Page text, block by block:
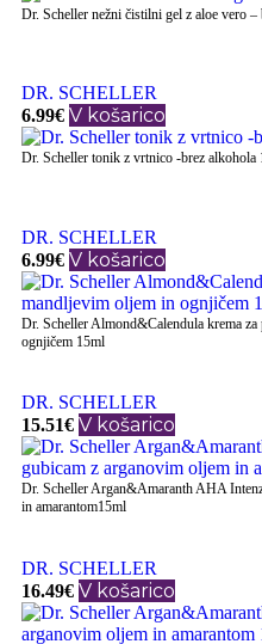
Dr. Scheller nežni čistilni gel z aloe vero
DR. SCHELLER
6.99€ V košarico
Dr. Scheller tonik z vrtnico -brez alkohola
DR. SCHELLER
6.99€ V košarico
Dr. Scheller Almond&Calendula krema
ognjičem 15ml
DR. SCHELLER
15.51€ V košarico
Dr. Scheller Argan&Amaranth AHA
in amarantom15ml
DR. SCHELLER
16.49€ V košarico